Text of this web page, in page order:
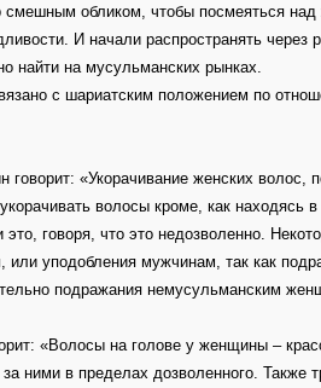
обликом, чтобы посмеяться над
И начали распространять
найти на мусульманских рынках.
с шариатским положением по
«Укорачивание женских волос,
волосы кроме, как
это, говоря, что это недозволенно.
или уподобления мужчинам, так как
подражания немусульманским
«Волосы на голове у женщины –
ними в пределах дозволенного. Также